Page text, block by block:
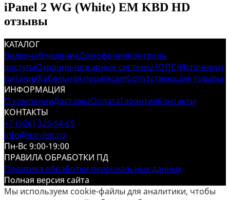
iPanel 2 WG (White) EM KBD HD
отзывы
КАТАЛОГ
ВидеонаблюдениеДомофонияКонтроль
доступаОхранно-пожарные системы (ОПС)Источники
питанияКабельная продукцияСопутствующие товары
ИНФОРМАЦИЯ
О компанииДоставкаОплатаГарантияКонтакты
КОНТАКТЫ
+7 (926) 325-54-65
info@mir-len.ru
Пн-Вс 9:00-19:00
ПРАВИЛА ОБРАБОТКИ ПД
Политика обработки персональных данных
Полная версия сайта
Мы используем cookie-файлы для аналитики, чтобы